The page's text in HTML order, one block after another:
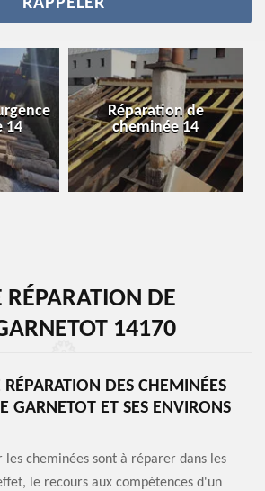
14
Réparation de
cheminée 14
RÉPARATION DE
14170
RÉPARATION DES CHEMINÉES
GARNETOT ET SES ENVIRONS
les cheminées sont à réparer dans les
le recours aux compétences d'un